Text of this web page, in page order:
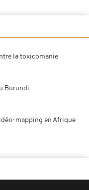
la toxicomanie
Burundi
mapping en Afrique